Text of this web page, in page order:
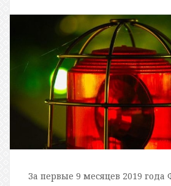
За первые 9 месяцев 2019 года